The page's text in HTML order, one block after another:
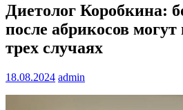
Диетолог Коробкина:
после абрикосов могут
трех случаях
18.08.2024 admin